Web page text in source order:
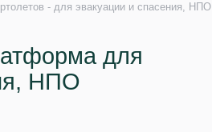
- для эвакуации и спасения, НПО
для
НПО